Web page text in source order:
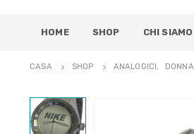
HOME SHOP CHI SIAMO
CASA SHOP ANALOGICI, DONNA